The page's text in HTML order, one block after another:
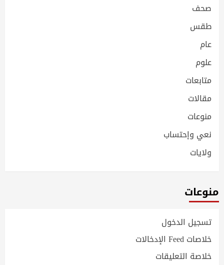
صحف
طقس
عام
علوم
متابعات
مقالات
منوعات
نعي وإحتساب
ولايات
منوعات
تسجيل الدخول
خلاصات Feed الإدخالات
خلاصة التعليقات